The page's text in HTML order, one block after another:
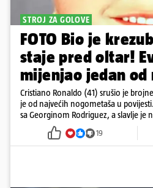
STROJ ZA GOLOVE
FOTO Bio je
staje pred oltar!
mijenjao jedan od
Cristiano Ronaldo (41) srušio je
je od najvećih nogometaša u
sa Georginom Rodriguez, a slavlje je
19